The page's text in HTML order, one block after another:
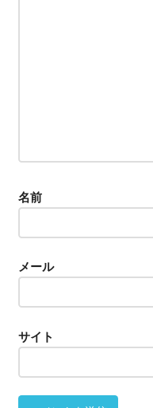
名前
メール
サイト